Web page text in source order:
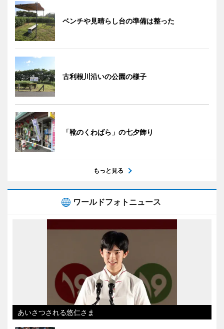
ベンチや見晴らし台の準備は整った
古利根川沿いの公園の様子
「靴のくわばら」の七夕飾り
もっと見る
ワールドフォトニュース
あいさつされる悠仁さま